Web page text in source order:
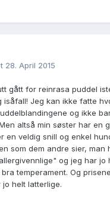
28. April 2015
gått for reinrasa puddel
isåfall! Jeg kan ikke fatte
og ikke
altså min søster har en
en veldig snill og enkel
som dem andre sier, man
og jeg har jo
temperament. Og
helt latterlige.